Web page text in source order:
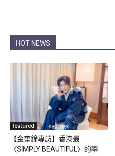
HOT NEWS
featured
【金奎鐘專訪】香港最
〈SIMPLY BEAUTIFUL〉的瞬